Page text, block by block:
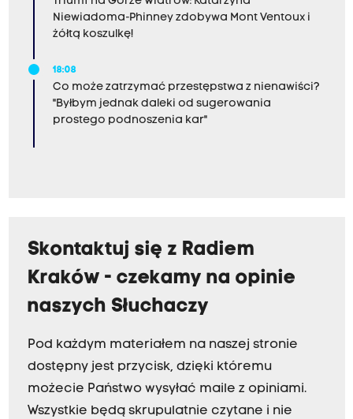
Niewiadoma-Phinney zdobywa Mont Ventoux i
żółtą koszulkę!
18:08
Co może zatrzymać przestępstwa z nienawiści?
"Byłbym jednak daleki od sugerowania
prostego podnoszenia kar"
Skontaktuj się z Radiem
Kraków - czekamy na opinie
naszych Słuchaczy
Pod każdym materiałem na naszej stronie
dostępny jest przycisk, dzięki któremu
możecie Państwo wysyłać maile z opiniami.
Wszystkie będą skrupulatnie czytane i nie